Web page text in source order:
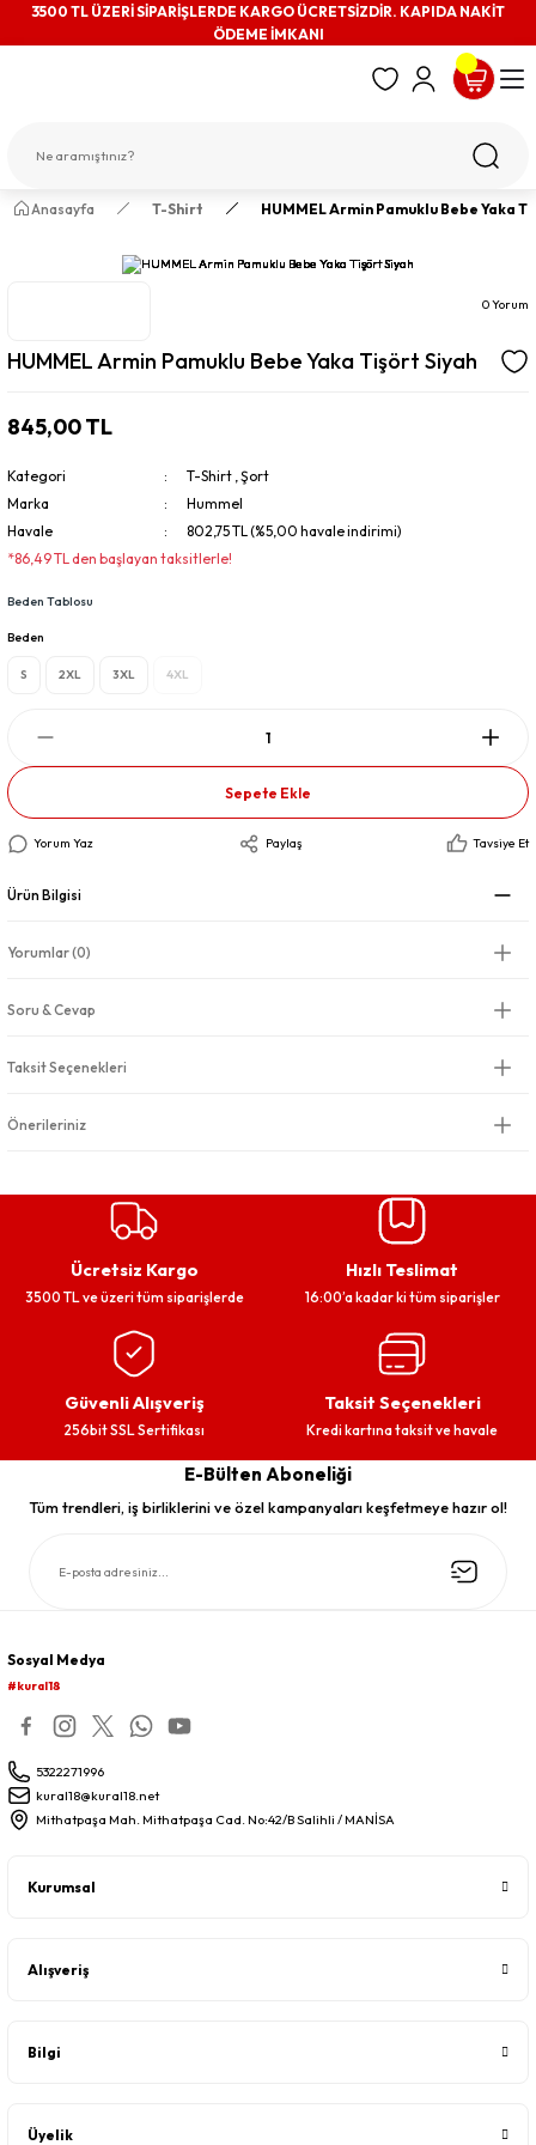
3500 TL ÜZERİ SİPARİŞLERDE KARGO ÜCRETSİZDİR. KAPIDA NAKİT
ÖDEME İMKANI
Anasayfa T-Shirt HUMMEL Armin Pamuklu Bebe Yaka
0 Yorum
HUMMEL Armin Pamuklu Bebe Yaka Tişört Siyah
845,00 TL
Kategori T-Shirt ,Şort
Marka
Hummel
Havale
802,75 TL (%5,00 havale indirimi)
*86,49 TL den başlayan taksitlerle!
Beden Tablosu
Beden
S 2XL 3XL 4XL
Sepete Ekle
Yorum Yaz Paylaş Tavsiye Et
Ürün Bilgisi
Yorumlar (0)
Soru & Cevap
Taksit Seçenekleri
Önerileriniz
Ücretsiz Kargo
3500 TL ve üzeri tüm siparişlerde
Hızlı Teslimat
16:00’a kadar ki tüm siparişler
Güvenli Alışveriş
256bit SSL Sertifikası
Taksit Seçenekleri
Kredi kartına taksit ve havale
E-Bülten Aboneliği
Tüm trendleri, iş birliklerini ve özel kampanyaları keşfetmeye hazır ol!
Sosyal Medya
#kural18
5322271996
kural18@kural18.net
Mithatpaşa Mah. Mithatpaşa Cad. No:42/B Salihli / MANİSA
Kurumsal
Alışveriş
Bilgi
Üyelik